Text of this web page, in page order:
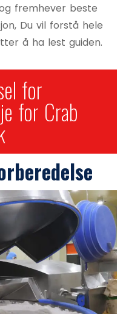
fremhever beste
Du vil forstå hele
å ha lest guiden.
for
for Crab